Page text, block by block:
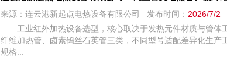
来源：连云港新起点电热设备有限公司 发布时间： 2026/7/2
工业红外加热设备选型，核心取决于发热元件材质与管
纤维加热管、卤素钨丝石英管三类，不同型号适配差异化生产
规格...